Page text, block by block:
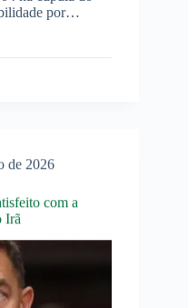
por…
de 2026
com a
Irã